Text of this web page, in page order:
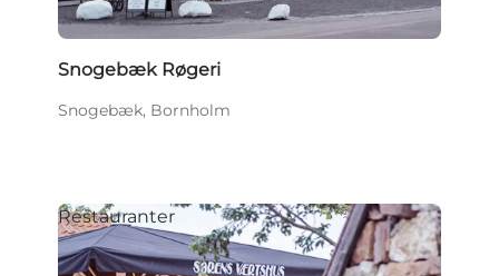
Snogebæk Røgeri
Snogebæk, Bornholm
Restauranter